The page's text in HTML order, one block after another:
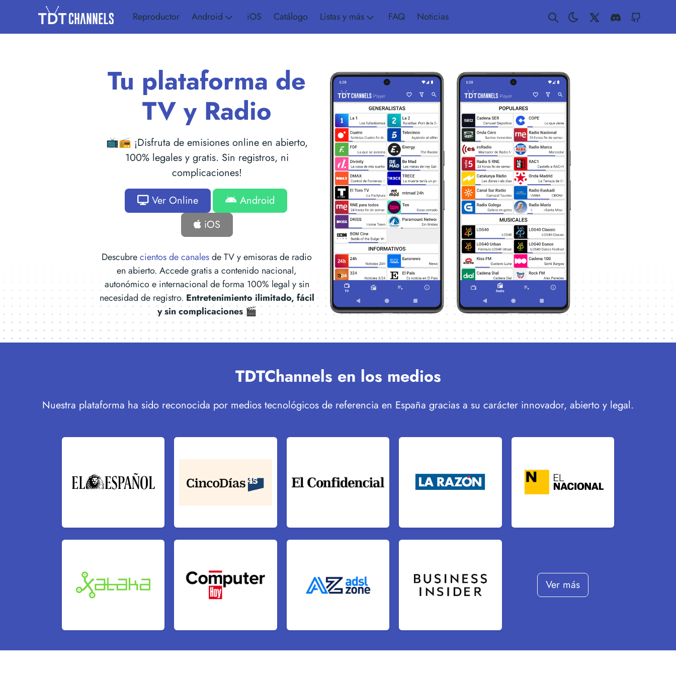
Reproductor Android iOS Catálogo Listas y más FAQ Noticias Twitter Discord
Tu plataforma de
TV y Radio
📺📻 ¡Disfruta de emisiones online en abierto,
100% legales y gratis. Sin registros, ni
complicaciones!
Ver Online
Android
iOS
Descubrecientos de canalesde TV y emisoras de radio
en abierto. Accede gratis a contenido nacional,
autonómico e internacional de forma 100% legal y sin
necesidad de registro. Entretenimiento ilimitado, fácil
y sin complicaciones 🎬
TDTChannels en los medios
Nuestra plataforma ha sido reconocida por medios tecnológicos de referencia en España gracias a su carácter innovador, abierto y legal.
Ver más